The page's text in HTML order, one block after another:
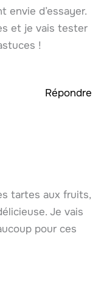
envie d’essayer.
et je vais tester
!
Répondre
tartes aux fruits,
Je vais
pour ces